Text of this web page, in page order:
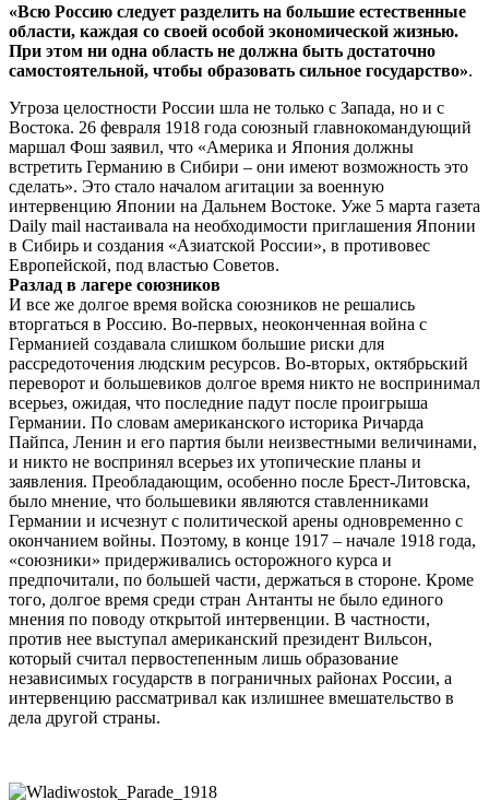
«Всю Россию следует разделить на большие естественные
области, каждая со своей особой экономической жизнью.
При этом ни одна область не должна быть достаточно
самостоятельной, чтобы образовать сильное государство».
Угроза целостности России шла не только с Запада, но и с
Востока. 26 февраля 1918 года союзный главнокомандующий
маршал Фош заявил, что «Америка и Япония должны
встретить Германию в Сибири – они имеют возможность это
сделать». Это стало началом агитации за военную
интервенцию Японии на Дальнем Востоке. Уже 5 марта газета
Daily mail настаивала на необходимости приглашения Японии
в Сибирь и создания «Азиатской России», в противовес
Европейской, под властью Советов.
Разлад в лагере союзников
И все же долгое время войска союзников не решались
вторгаться в Россию. Во-первых, неоконченная война с
Германией создавала слишком большие риски для
рассредоточения людским ресурсов. Во-вторых, октябрьский
переворот и большевиков долгое время никто не воспринимал
всерьез, ожидая, что последние падут после проигрыша
Германии. По словам американского историка Ричарда
Пайпса, Ленин и его партия были неизвестными величинами,
и никто не воспринял всерьез их утопические планы и
заявления. Преобладающим, особенно после Брест-Литовска,
было мнение, что большевики являются ставленниками
Германии и исчезнут с политической арены одновременно с
окончанием войны. Поэтому, в конце 1917 – начале 1918 года,
«союзники» придерживались осторожного курса и
предпочитали, по большей части, держаться в стороне. Кроме
того, долгое время среди стран Антанты не было единого
мнения по поводу открытой интервенции. В частности,
против нее выступал американский президент Вильсон,
который считал первостепенным лишь образование
независимых государств в пограничных районах России, а
интервенцию рассматривал как излишнее вмешательство в
дела другой страны.